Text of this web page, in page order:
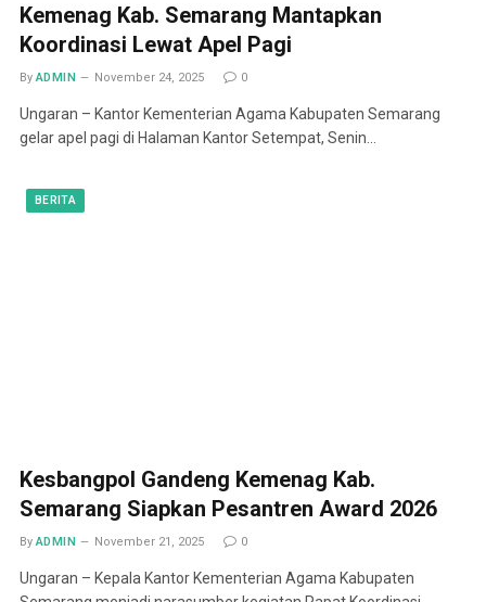
Kemenag Kab. Semarang Mantapkan
Koordinasi Lewat Apel Pagi
By ADMIN November 24, 2025 0
Ungaran – Kantor Kementerian Agama Kabupaten Semarang
gelar apel pagi di Halaman Kantor Setempat, Senin…
BERITA
Kesbangpol Gandeng Kemenag Kab.
Semarang Siapkan Pesantren Award 2026
By ADMIN November 21, 2025 0
Ungaran – Kepala Kantor Kementerian Agama Kabupaten